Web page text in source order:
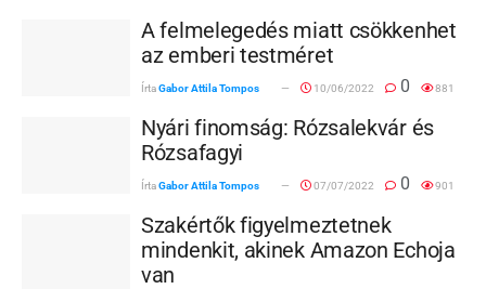
A felmelegedés miatt csökkenhet
az emberi testméret
ÍrtaGabor Attila Tompos 10/06/2022 0 881
Nyári finomság: Rózsalekvár és
Rózsafagyi
ÍrtaGabor Attila Tompos 07/07/2022 0 901
Szakértők figyelmeztetnek
mindenkit, akinek Amazon Echoja
van